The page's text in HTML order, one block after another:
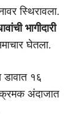
स्थिरावला.
भागीदारी
घेतला.
१६
अंदाजात